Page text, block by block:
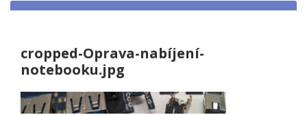
cropped-Oprava-nabíjení-
notebooku.jpg